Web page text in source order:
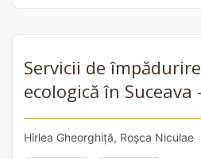
Servicii de
ecologică în Suceava
Hîrlea Gheorghiță, Roșca Niculae